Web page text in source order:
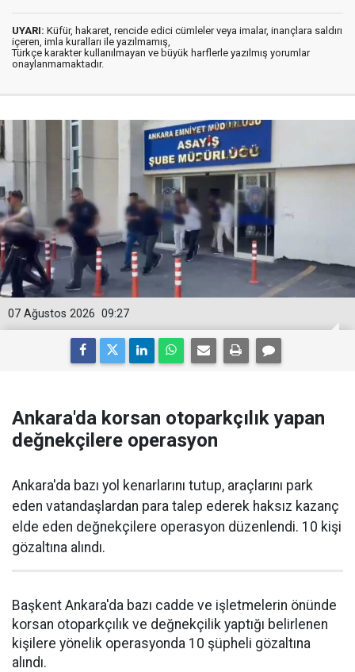
UYARI: Küfür, hakaret, rencide edici cümleler veya imalar, inançlara saldırı
içeren, imla kuralları ile yazılmamış,
Türkçe karakter kullanılmayan ve büyük harflerle yazılmış yorumlar
onaylanmamaktadır.
09:27
07 Ağustos 2026
Ankara'da korsan otoparkçılık yapan
değnekçilere operasyon
Ankara'da bazı yol kenarlarını tutup, araçlarını park
eden vatandaşlardan para talep ederek haksız kazanç
elde eden değnekçilere operasyon düzenlendi. 10 kişi
gözaltına alındı.
Başkent Ankara'da bazı cadde ve işletmelerin önünde
korsan otoparkçılık ve değnekçilik yaptığı belirlenen
kişilere yönelik operasyonda 10 şüpheli gözaltına
alındı.